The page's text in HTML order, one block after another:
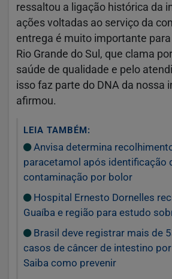
ressaltou a ligação histórica da
ações voltadas ao serviço da
entrega é muito importante
Rio Grande do Sul, que clama
saúde de qualidade e pelo
isso faz parte do DNA da nossa
afirmou.
LEIA TAMBÉM:
Anvisa determina
paracetamol após identificação
contaminação por bolor
Hospital Ernesto Dornelles
Guaíba e região para estudo
Brasil deve registrar mais de
casos de câncer de intestino
Saiba como prevenir